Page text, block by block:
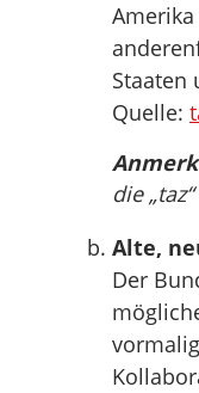
Staaten
Quelle:
die
Alte,
Der